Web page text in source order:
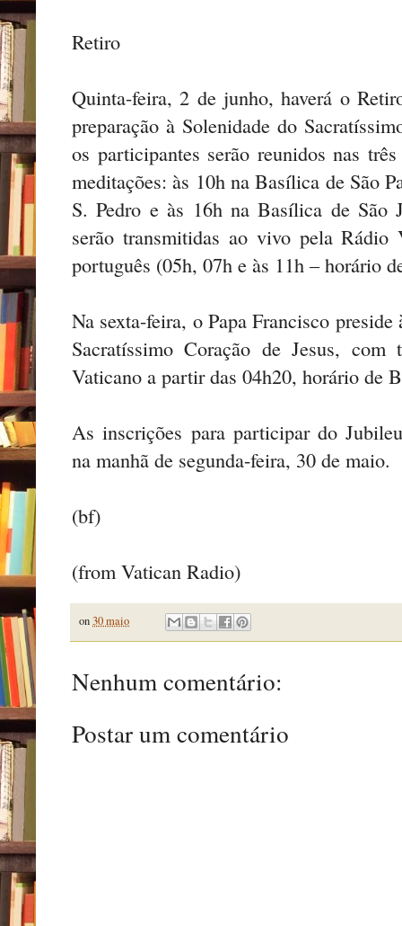
Retiro
Quinta-feira, 2 de junho, haverá o
preparação à Solenidade do
os participantes serão reunidos nas
meditações: às 10h na Basílica de São
S. Pedro e às 16h na Basílica de São
serão transmitidas ao vivo pela Rádio
português (05h, 07h e às 11h – horário
Na sexta-feira, o Papa Francisco
Sacratíssimo Coração de Jesus,
Vaticano a partir das 04h20, horário de
As inscrições para participar do
na manhã de segunda-feira, 30 de maio.
(bf)
(from Vatican Radio)
on30 maio
Nenhum comentário:
Postar um comentário